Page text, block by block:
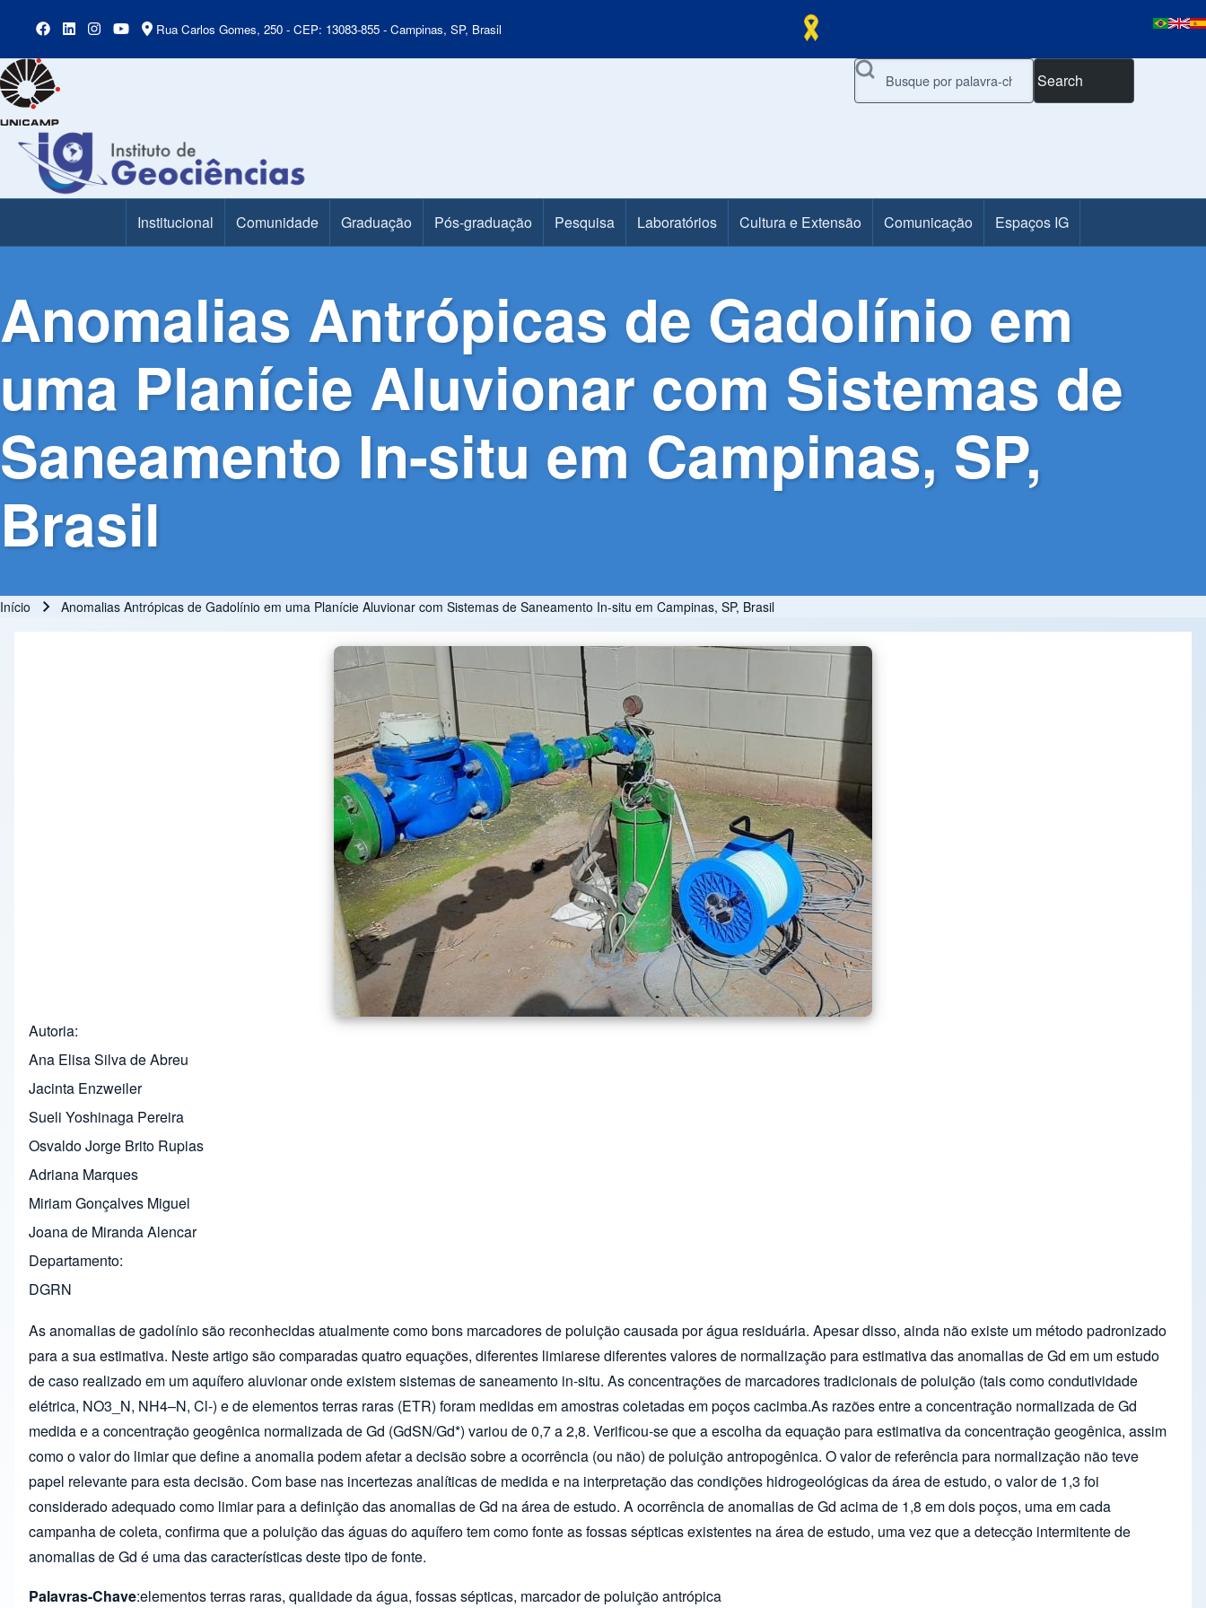
Rua Carlos Gomes, 250 - CEP: 13083-855 - Campinas, SP, Brasil
Search
Main MenuInstitucional Comunidade Graduação Pós-graduação Pesquisa Laboratórios Cultura e Extensão Comunicação Espaços IG
Anomalias Antrópicas de Gadolínio em
uma Planície Aluvionar com Sistemas de
Saneamento In-situ em Campinas, SP,
Brasil
Início Anomalias Antrópicas de Gadolínio em uma Planície Aluvionar com Sistemas de Saneamento In-situ em Campinas, SP, Brasil
Autoria
Ana Elisa Silva de Abreu
Jacinta Enzweiler
Sueli Yoshinaga Pereira
Osvaldo Jorge Brito Rupias
Adriana Marques
Miriam Gonçalves Miguel
Joana de Miranda Alencar
Departamento
DGRN
As anomalias de gadolínio são reconhecidas atualmente como bons marcadores de poluição causada por água residuária. Apesar disso, ainda não existe um método padronizado
para a sua estimativa. Neste artigo são comparadas quatro equações, diferentes limiarese diferentes valores de normalização para estimativa das anomalias de Gd em um estudo
de caso realizado em um aquífero aluvionar onde existem sistemas de saneamento in-situ. As concentrações de marcadores tradicionais de poluição (tais como condutividade
elétrica, NO3_N, NH4–N, Cl-) e de elementos terras raras (ETR) foram medidas em amostras coletadas em poços cacimba.As razões entre a concentração normalizada de Gd
medida e a concentração geogênica normalizada de Gd (GdSN/Gd*) variou de 0,7 a 2,8. Verificou-se que a escolha da equação para estimativa da concentração geogênica, assim
como o valor do limiar que define a anomalia podem afetar a decisão sobre a ocorrência (ou não) de poluição antropogênica. O valor de referência para normalização não teve
papel relevante para esta decisão. Com base nas incertezas analíticas de medida e na interpretação das condições hidrogeológicas da área de estudo, o valor de 1,3 foi
considerado adequado como limiar para a definição das anomalias de Gd na área de estudo. A ocorrência de anomalias de Gd acima de 1,8 em dois poços, uma em cada
campanha de coleta, confirma que a poluição das águas do aquífero tem como fonte as fossas sépticas existentes na área de estudo, uma vez que a detecção intermitente de
anomalias de Gd é uma das características deste tipo de fonte.
Palavras-Chave:elementos terras raras, qualidade da água, fossas sépticas, marcador de poluição antrópica